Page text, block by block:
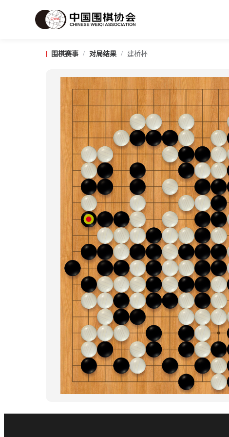
围棋赛事 / 对局结果 / 建桥杯